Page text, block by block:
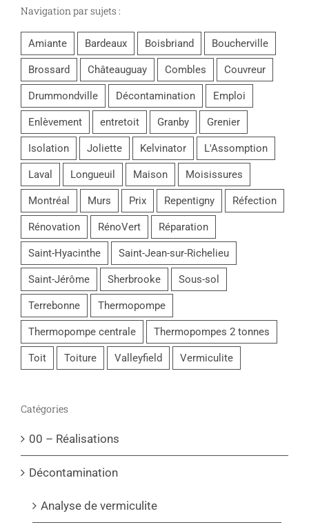
Navigation par sujets :
Amiante Bardeaux Boisbriand Boucherville
Brossard Châteauguay Combles Couvreur
Drummondville Décontamination Emploi
Enlèvement entretoit Granby Grenier
Isolation Joliette Kelvinator L'Assomption
Laval Longueuil Maison Moisissures
Montréal Murs Prix Repentigny Réfection
Rénovation RénoVert Réparation
Saint-Hyacinthe Saint-Jean-sur-Richelieu
Saint-Jérôme Sherbrooke Sous-sol
Terrebonne Thermopompe
Thermopompe centrale Thermopompes 2 tonnes
Toit Toiture Valleyfield Vermiculite
Catégories
00 – Réalisations
Décontamination
Analyse de vermiculite